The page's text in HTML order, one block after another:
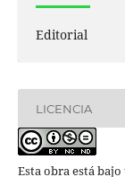
Editorial
LICENCIA
Esta obra está